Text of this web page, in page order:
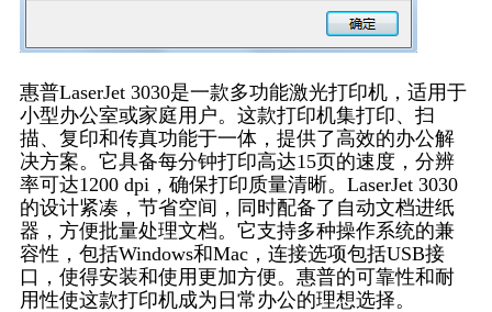
惠普LaserJet 3030是一款多功能激光打印机，适用于
小型办公室或家庭用户。这款打印机集打印、扫
描、复印和传真功能于一体，提供了高效的办公解
决方案。它具备每分钟打印高达15页的速度，分辨
率可达1200 dpi，确保打印质量清晰。LaserJet 3030
的设计紧凑，节省空间，同时配备了自动文档进纸
器，方便批量处理文档。它支持多种操作系统的兼
容性，包括Windows和Mac，连接选项包括USB接
口，使得安装和使用更加方便。惠普的可靠性和耐
用性使这款打印机成为日常办公的理想选择。